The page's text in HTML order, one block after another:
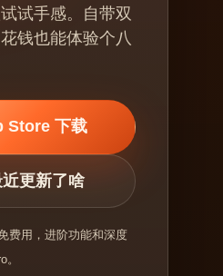
试手感。自带双
钱也能体验个八
Store 下载
更新了啥
费用，进阶功能和深度